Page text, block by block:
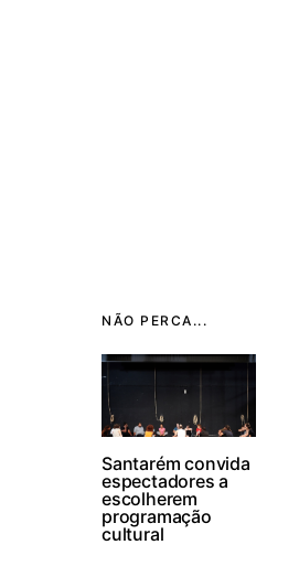
NÃO PERCA...
Santarém convida
espectadores a
escolherem
programação
cultural